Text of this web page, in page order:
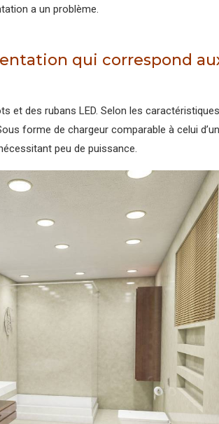
a un problème.
qui correspond
et des rubans LED. Selon les
forme de chargeur comparable à celui
peu de puissance.